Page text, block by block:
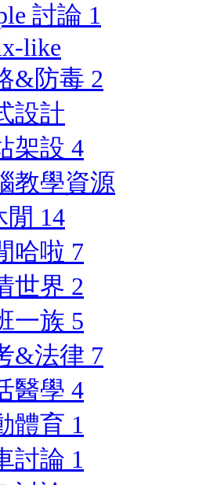
討論 1
like
&防毒 2
設計
架設 4
教學資源
閒 14
哈啦 7
世界 2
一族 5
&法律 7
醫學 4
體育 1
討論 1